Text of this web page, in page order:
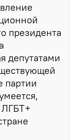
президента
депутатами
партии